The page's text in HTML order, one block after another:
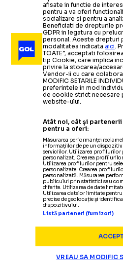
SUPERLIGA
CINE ESTE ARON GABOR
PUBLICITATE
BUCOVINA ULTRA ROCKS,
OPINII
SUPERLIGA
VARGA
Folha nu pleacă
STRANIERI
ENES
VIDEO:Fostul
Programul
afisate in functie de
pentru a va oferi
socializare si pentru a
Beneficiati de drepturile
GDPR in legatura cu
personal. Aceste drepturi
modalitatea indicataaici .
TOATE”, acceptati
tip Cookie, care implica
privire la stocarea/
Vendor-ii cu care
MODIFIC SETARILE
preferintele in mod
de cookie strict necesare
website-ului.
Atât noi, cât și
pentru a oferi:
Măsurarea performanței
informațiilor de pe un
serviciilor. Utilizarea profilurilor
personalizat. Crearea
Utilizarea profilurilor pentru
personalizate. Crearea
personalizată. Măsurarea
publicului prin statistici sau
diferite. Utilizarea de date
Utilizarea datelor limitate
precise de geolocație și
dispozitivului.
Listă parteneri (furnizori)
VREAU SA MODIFIC